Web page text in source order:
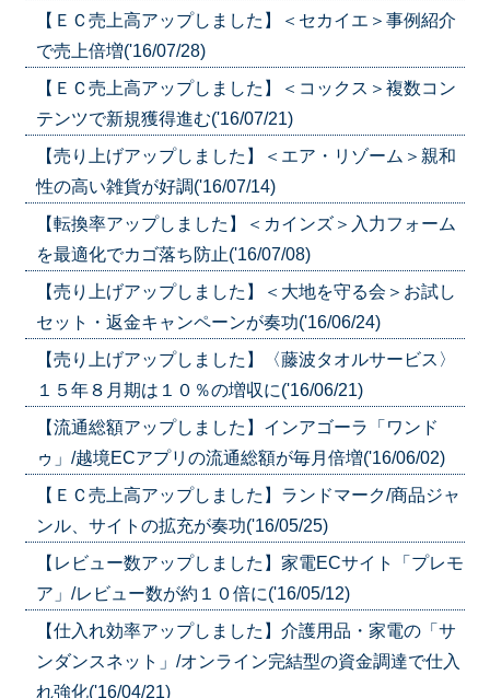
【ＥＣ売上高アップしました】＜セカイエ＞事例紹介
で売上倍増('16/07/28)
【ＥＣ売上高アップしました】＜コックス＞複数コン
テンツで新規獲得進む('16/07/21)
【売り上げアップしました】＜エア・リゾーム＞親和
性の高い雑貨が好調('16/07/14)
【転換率アップしました】＜カインズ＞入力フォーム
を最適化でカゴ落ち防止('16/07/08)
【売り上げアップしました】＜大地を守る会＞お試し
セット・返金キャンペーンが奏功('16/06/24)
【売り上げアップしました】〈藤波タオルサービス〉
１５年８月期は１０％の増収に('16/06/21)
【流通総額アップしました】インアゴーラ「ワンド
ゥ」/越境ECアプリの流通総額が毎月倍増('16/06/02)
【ＥＣ売上高アップしました】ランドマーク/商品ジャ
ンル、サイトの拡充が奏功('16/05/25)
【レビュー数アップしました】家電ECサイト「プレモ
ア」/レビュー数が約１０倍に('16/05/12)
【仕入れ効率アップしました】介護用品・家電の「サ
ンダンスネット」/オンライン完結型の資金調達で仕入
れ強化('16/04/21)